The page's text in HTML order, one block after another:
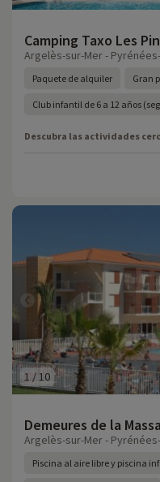
Camping Taxo Les
Argelès-sur-Mer -
Paquete de alquiler Gran
Club infantil de 6 a 12 años
Descubra las actividades
1 / 10
Demeures de la
Argelès-sur-Mer -
Piscina al aire libre y piscina